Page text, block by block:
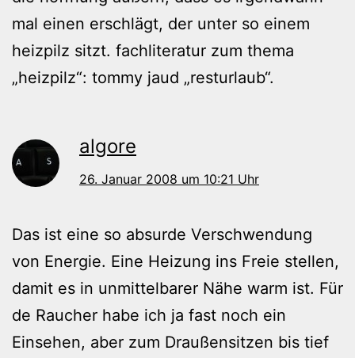
mal einen erschlägt, der unter so einem
heizpilz sitzt. fachliteratur zum thema
„heizpilz“: tommy jaud „resturlaub“.
algore
26. Januar 2008 um 10:21 Uhr
Das ist eine so absurde Verschwendung
von Energie. Eine Heizung ins Freie stellen,
damit es in unmittelbarer Nähe warm ist. Für
de Raucher habe ich ja fast noch ein
Einsehen, aber zum Draußensitzen bis tief